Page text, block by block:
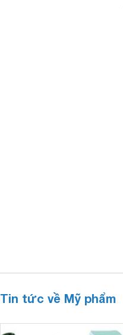
Tin tức về Mỹ phẩm